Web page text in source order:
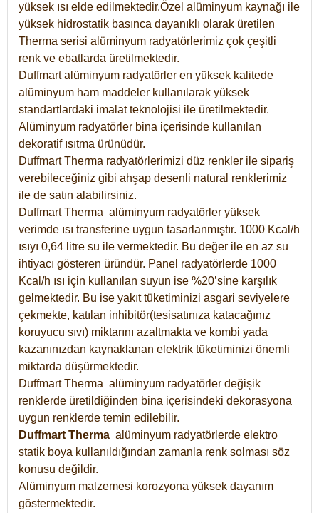
yüksek ısı elde edilmektedir.Özel alüminyum kaynağı ile
yüksek hidrostatik basınca dayanıklı olarak üretilen
Therma serisi alüminyum radyatörlerimiz çok çeşitli
renk ve ebatlarda üretilmektedir.
Duffmart alüminyum radyatörler en yüksek kalitede
alüminyum ham maddeler kullanılarak yüksek
standartlardaki imalat teknolojisi ile üretilmektedir.
Alüminyum radyatörler bina içerisinde kullanılan
dekoratif ısıtma ürünüdür.
Duffmart Therma radyatörlerimizi düz renkler ile sipariş
verebileceğiniz gibi ahşap desenli natural renklerimiz
ile de satın alabilirsiniz.
Duffmart Therma alüminyum radyatörler yüksek
verimde ısı transferine uygun tasarlanmıştır. 1000 Kcal/h
ısıyı 0,64 litre su ile vermektedir. Bu değer ile en az su
ihtiyacı gösteren üründür. Panel radyatörlerde 1000
Kcal/h ısı için kullanılan suyun ise %20’sine karşılık
gelmektedir. Bu ise yakıt tüketiminizi asgari seviyelere
çekmekte, katılan inhibitör(tesisatınıza katacağınız
koruyucu sıvı) miktarını azaltmakta ve kombi yada
kazanınızdan kaynaklanan elektrik tüketiminizi önemli
miktarda düşürmektedir.
Duffmart Therma alüminyum radyatörler değişik
renklerde üretildiğinden bina içerisindeki dekorasyona
uygun renklerde temin edilebilir.
Duffmart Therma alüminyum radyatörlerde elektro
statik boya kullanıldığından zamanla renk solması söz
konusu değildir.
Alüminyum malzemesi korozyona yüksek dayanım
göstermektedir.